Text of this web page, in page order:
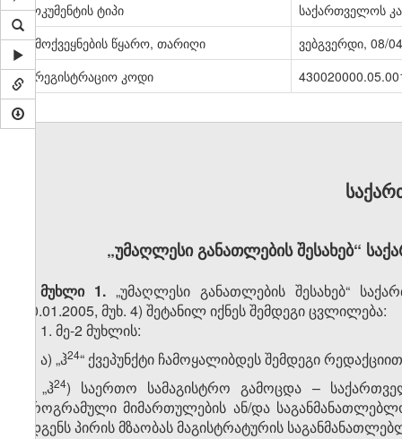
დოკუმენტის ტიპი
საქართველოს
გამოქვეყნების წყარო, თარიღი
ვებგვერდი, 08/
სარეგისტრაციო კოდი
„უმაღლესი განათლების შესახებ“
მუხლი 1. „უმაღლესი განათლების შესახებ“
10.01.2005, მუხ. 4) შეტანილ იქნეს შემდეგი ცვლილება:
1. მე-2 მუხლის:
ა) „ჰ​24“ ქვეპუნქტი ჩამოყალიბდეს შემდეგი
„ჰ​24) საერთო სამაგისტრო გამოცდა –
პროგრამული მიმართულების ან/და
ადგენს პირის მზაობას მაგისტრატურის